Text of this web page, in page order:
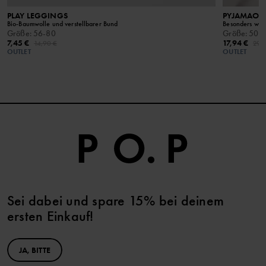
PLAY LEGGINGS
Bio-Baumwolle und verstellbarer Bund
Größe: 56-80
7,45 €
OUTLET
Besonders
Größe: 50-
17,94 €
OUTLET
Sei dabei und spare 15% bei deinem
ersten Einkauf!
JA, BITTE